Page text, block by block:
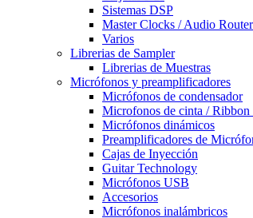
Sistemas DSP
Master Clocks / Audio
Varios
Librerias de Sampler
Librerias de Muestras
Micrófonos y preamplificadores
Micrófonos de condensador
Microfonos de cinta /
Micrófonos dinámicos
Preamplificadores de
Cajas de Inyección
Guitar Technology
Micrófonos USB
Accesorios
Micrófonos inalámbricos